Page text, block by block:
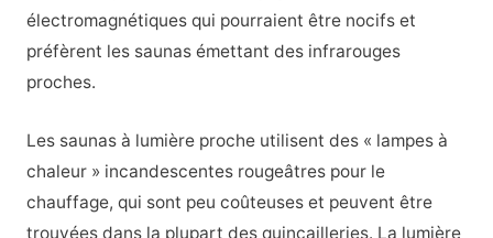
électromagnétiques qui pourraient être nocifs et
préfèrent les saunas émettant des infrarouges
proches.
Les saunas à lumière proche utilisent des « lampes à
chaleur » incandescentes rougeâtres pour le
chauffage, qui sont peu coûteuses et peuvent être
trouvées dans la plupart des quincailleries. La lumière